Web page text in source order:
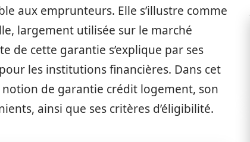
aux emprunteurs. Elle s’illustre comme
largement utilisée sur le marché
de cette garantie s’explique par ses
les institutions financières. Dans cet
de garantie crédit logement, son
ainsi que ses critères d’éligibilité.